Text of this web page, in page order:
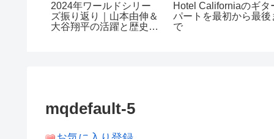
2024年ワールドシリー
ズ振り返り｜山本由伸＆
大谷翔平の活躍と歴史的
Hotel Californiaのギタ
パートを最初から最後
で
mqdefault-5